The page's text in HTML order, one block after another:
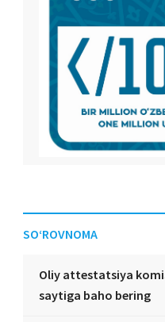
SO‘ROVNOMA
Oliy attestatsiya
saytiga baho bering